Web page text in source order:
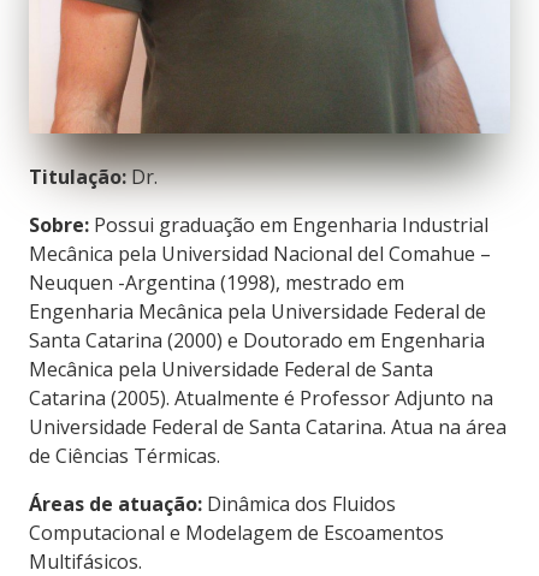
Titulação:Dr.
Sobre: Possui graduação em Engenharia Industrial
Mecânica pela Universidad Nacional del Comahue –
Neuquen -Argentina (1998), mestrado em
Engenharia Mecânica pela Universidade Federal de
Santa Catarina (2000) e Doutorado em Engenharia
Mecânica pela Universidade Federal de Santa
Catarina (2005). Atualmente é Professor Adjunto na
Universidade Federal de Santa Catarina. Atua na área
de Ciências Térmicas.
Áreas de atuação: Dinâmica dos Fluidos
Computacional e Modelagem de Escoamentos
Multifásicos.